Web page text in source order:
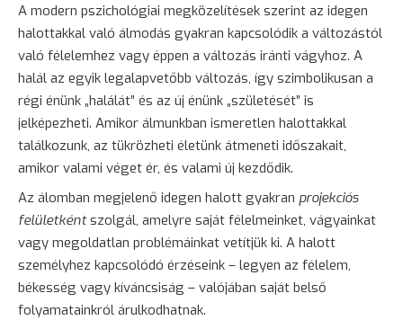
A modern pszichológiai megközelítések szerint az idegen
halottakkal való álmodás gyakran kapcsolódik a változástól
való félelemhez vagy éppen a változás iránti vágyhoz. A
halál az egyik legalapvetőbb változás, így szimbolikusan a
régi énünk „halálát” és az új énünk „születését” is
jelképezheti. Amikor álmunkban ismeretlen halottakkal
találkozunk, az tükrözheti életünk átmeneti időszakait,
amikor valami véget ér, és valami új kezdődik.
Az álomban megjelenő idegen halott gyakran projekciós
felületkéntszolgál, amelyre saját félelmeinket, vágyainkat
vagy megoldatlan problémáinkat vetítjük ki. A halott
személyhez kapcsolódó érzéseink – legyen az félelem,
békesség vagy kíváncsiság – valójában saját belső
folyamatainkról árulkodhatnak.